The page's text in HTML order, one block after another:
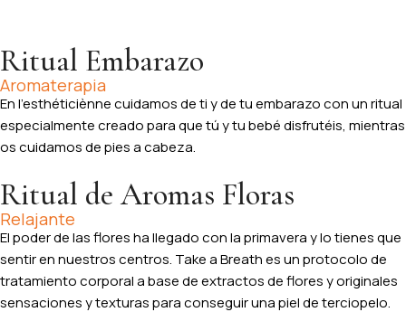
Ritual Embarazo
Aromaterapia
En l’esthéticiènne cuidamos de ti y de tu embarazo con un ritual
especialmente creado para que tú y tu bebé disfrutéis, mientras
os cuidamos de pies a cabeza.
Ritual de Aromas Floras
Relajante
El poder de las flores ha llegado con la primavera y lo tienes que
sentir en nuestros centros. Take a Breath es un protocolo de
tratamiento corporal a base de extractos de flores y originales
sensaciones y texturas para conseguir una piel de terciopelo.